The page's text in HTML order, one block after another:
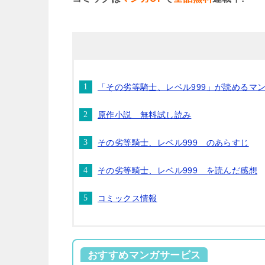
「その劣等騎士、レベル999」が読めるマ
原作小説 無料試し読み
その劣等騎士、レベル999 のあらすじ
その劣等騎士、レベル999 を読んだ感想
コミックス情報
おすすめマンガサービス